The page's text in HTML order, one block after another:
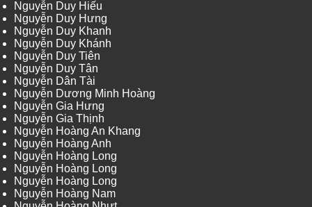
Nguyễn Duy Hiếu
Nguyễn Duy Hưng
Nguyễn Duy Khanh
Nguyễn Duy Khánh
Nguyễn Duy Tiên
Nguyễn Duy Tân
Nguyễn Dân Tài
Nguyễn Dương Minh Hoàng
Nguyễn Gia Hưng
Nguyễn Gia Thịnh
Nguyễn Hoàng An Khang
Nguyễn Hoàng Anh
Nguyễn Hoàng Long
Nguyễn Hoàng Long
Nguyễn Hoàng Long
Nguyễn Hoàng Nam